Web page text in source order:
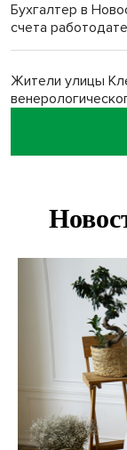
Бухгалтер в
счета
Жители улицы